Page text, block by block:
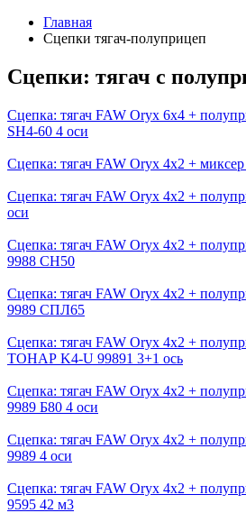
Главная
Сцепки тягач-полуприцеп
Сцепки: тягач с
Сцепка: тягач FAW Oryx 6х4 +
SH4-60 4 оси
Сцепка: тягач FAW Oryx 4х2 +
Сцепка: тягач FAW Oryx 4x2 +
оси
Сцепка: тягач FAW Oryx 4x2 +
9988 СН50
Сцепка: тягач FAW Oryx 4х2 +
9989 СПЛ65
Сцепка: тягач FAW Oryx 4х2 +
ТОНАР K4-U 99891 3+1 ось
Сцепка: тягач FAW Oryx 4х2 +
9989 Б80 4 оси
Сцепка: тягач FAW Oryx 4х2 +
9989 4 оси
Сцепка: тягач FAW Oryx 4х2 +
9595 42 м3